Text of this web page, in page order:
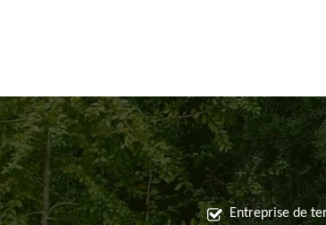
Entreprise de